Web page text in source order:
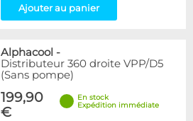
Ajouter au panier
Alphacool -
Distributeur 360 droite VPP/D5
(Sans pompe)
199,90
€
En stock
Expédition immédiate